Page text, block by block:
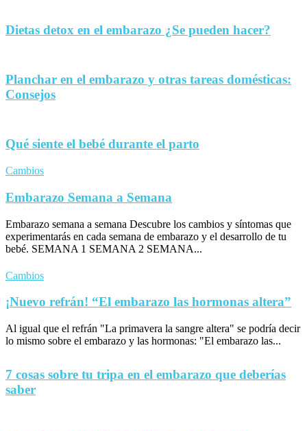
Dietas detox en el embarazo ¿Se pueden hacer?
Planchar en el embarazo y otras tareas domésticas:
Consejos
Qué siente el bebé durante el parto
Cambios
Embarazo Semana a Semana
Embarazo semana a semana Descubre los cambios y síntomas que
experimentarás en cada semana de embarazo y el desarrollo de tu
bebé. SEMANA 1 SEMANA 2 SEMANA...
Cambios
¡Nuevo refrán! “El embarazo las hormonas altera”
Al igual que el refrán "La primavera la sangre altera" se podría decir
lo mismo sobre el embarazo y las hormonas: "El embarazo las...
7 cosas sobre tu tripa en el embarazo que deberías
saber